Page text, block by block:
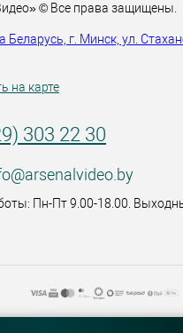
© Все права защищены.
Беларусь, г. Минск, ул.
на карте
303 22 30
Пн-Пт 9.00-18.00.